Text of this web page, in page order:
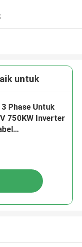
untuk
Phase Untuk
750KW Inverter